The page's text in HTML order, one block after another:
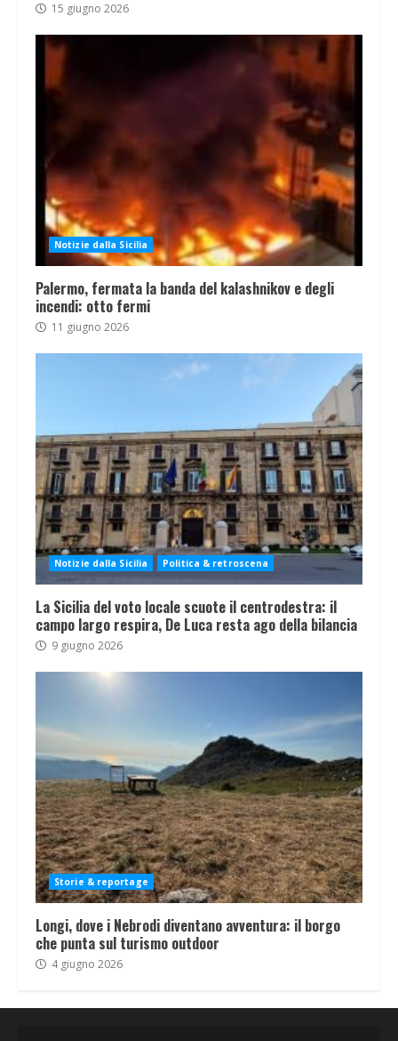
15 giugno 2026
Notizie dalla Sicilia
Palermo, fermata la banda del kalashnikov e degli
incendi: otto fermi
11 giugno 2026
Notizie dalla Sicilia Politica & retroscena
La Sicilia del voto locale scuote il centrodestra: il
campo largo respira, De Luca resta ago della bilancia
9 giugno 2026
Storie & reportage
Longi, dove i Nebrodi diventano avventura: il borgo
che punta sul turismo outdoor
4 giugno 2026